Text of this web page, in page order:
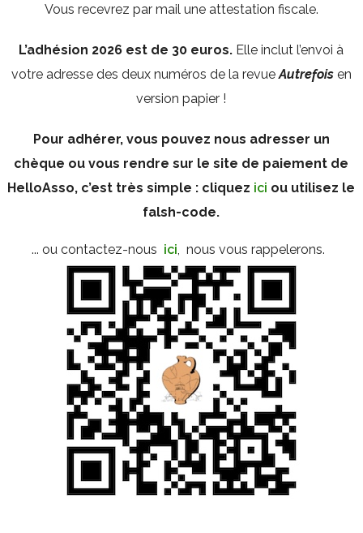
Vous recevrez par mail une attestation fiscale.
L’adhésion 2026 est de 30 euros. Elle inclut l’envoi à
votre adresse des deux numéros de la revueAutrefoisen
version papier !
Pour adhérer, vous pouvez nous adresser un
chèque ou vous rendre sur le site de paiement de
HelloAsso, c’est très simple : cliquez ici ou utilisez le
falsh-code.
... ou contactez-nous ici, nous vous rappelerons.